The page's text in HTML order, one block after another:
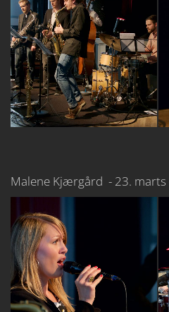
Malene Kjærgård - 23. marts